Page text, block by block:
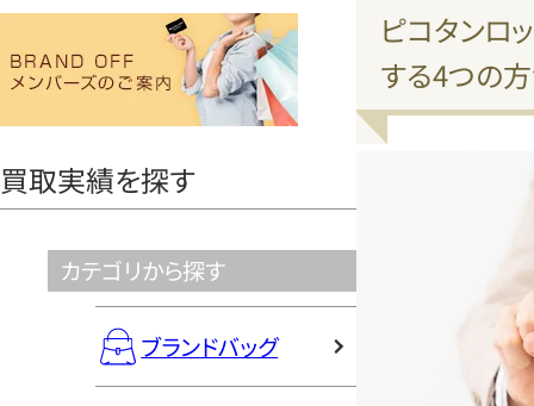
ヤ
買取実績を探す
カテゴリから探す
ブランドバッグ
ピコタンロ
する4つの